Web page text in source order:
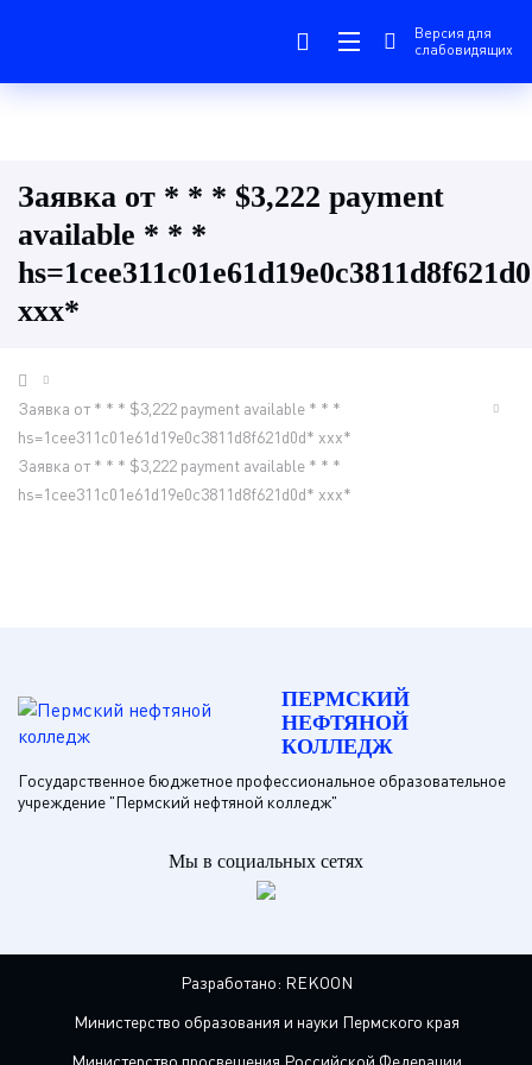
Версия для
слабовидящих
Заявка от * * * $3,222 payment
available * * *
ххх*
Заявка от * * * $3,222 payment available * * *
hs=1cee311c01e61d19e0c3811d8f621d0d* ххх*
Заявка от * * * $3,222 payment available * * *
hs=1cee311c01e61d19e0c3811d8f621d0d* ххх*
ПЕРМСКИЙ
НЕФТЯНОЙ
КОЛЛЕДЖ
Государственное бюджетное профессиональное образовательное
учреждение "Пермский нефтяной колледж"
Мы в социальных сетях
Разработано: REKOON
Министерство образования и науки Пермского края
Министерство просвещения Российской Федерации